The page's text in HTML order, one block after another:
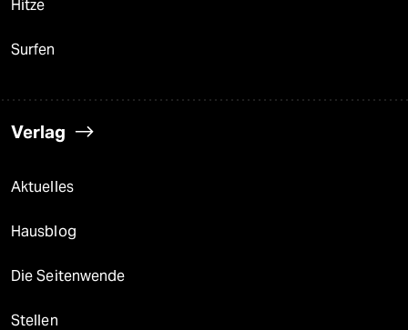
Hitze
Surfen
Verlag
Aktuelles
Hausblog
Die Seitenwende
Stellen